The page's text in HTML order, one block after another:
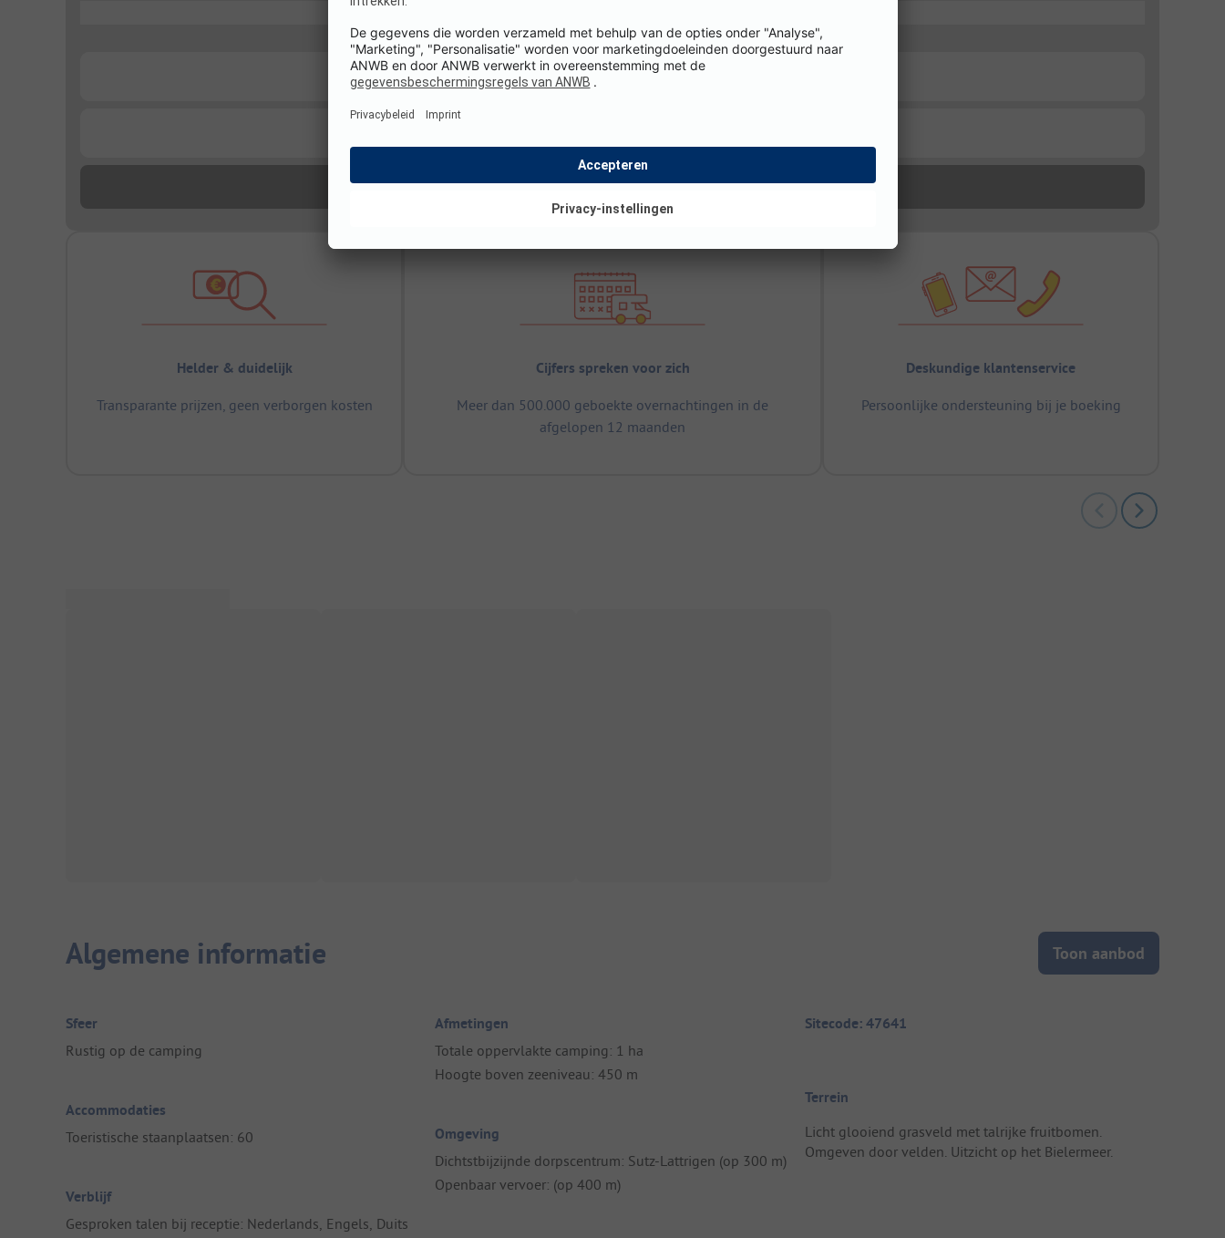
Helder & duidelijk
Transparante prijzen, geen verborgen kosten
Cijfers spreken voor zich
Meer dan 500.000 geboekte overnachtingen in de
afgelopen 12 maanden
Deskundige klantenservice
Persoonlijke ondersteuning bij je boeking
Algemene informatie Toon aanbod
Sfeer
Rustig op de camping
Accommodaties
Toeristische staanplaatsen: 60
Verblijf
Gesproken talen bij receptie: Nederlands, Engels, Duits
Afmetingen
Totale oppervlakte camping: 1 ha
Hoogte boven zeeniveau: 450 m
Omgeving
Dichtstbijzijnde dorpscentrum: Sutz-Lattrigen (op 300 m)
Openbaar vervoer: (op 400 m)
Sitecode: 47641
Terrein
Licht glooiend grasveld met talrijke fruitbomen.
Omgeven door velden. Uitzicht op het Bielermeer.